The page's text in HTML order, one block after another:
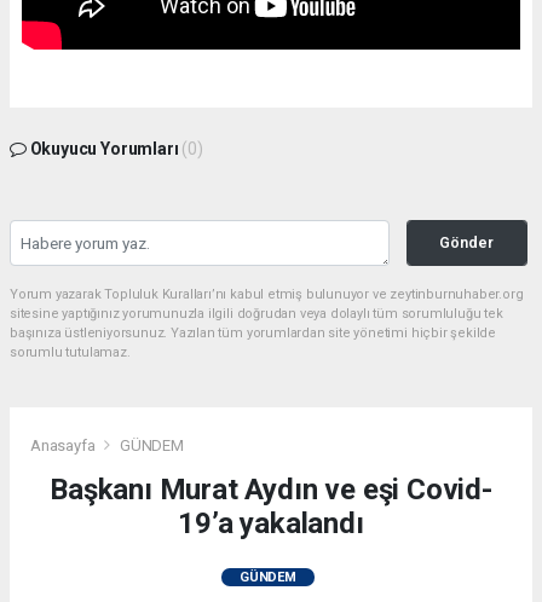
Okuyucu Yorumları (0)
Gönder
Yorum yazarak Topluluk Kuralları’nı kabul etmiş bulunuyor ve zeytinburnuhaber.org
sitesine yaptığınız yorumunuzla ilgili doğrudan veya dolaylı tüm sorumluluğu tek
başınıza üstleniyorsunuz. Yazılan tüm yorumlardan site yönetimi hiçbir şekilde
sorumlu tutulamaz.
Anasayfa GÜNDEM
Başkanı Murat Aydın ve eşi Covid-
19’a yakalandı
GÜNDEM